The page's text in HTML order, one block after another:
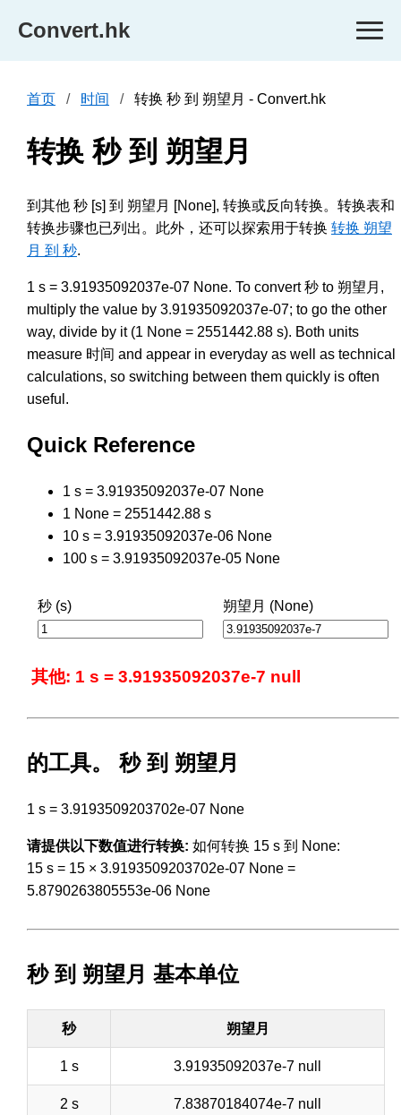
Convert.hk
首页 时间 转换 秒 到 朔望月 - Convert.hk
转换 秒 到 朔望月
到其他 秒 [s] 到 朔望月 [None], 转换或反向转换。转换表和
转换步骤也已列出。此外，还可以探索用于转换 转换 朔望
月 到 秒.
1 s = 3.91935092037e-07 None. To convert 秒 to 朔望月,
multiply the value by 3.91935092037e-07; to go the other
way, divide by it (1 None = 2551442.88 s). Both units
measure 时间 and appear in everyday as well as technical
calculations, so switching between them quickly is often
useful.
Quick Reference
1 s = 3.91935092037e-07 None
1 None = 2551442.88 s
10 s = 3.91935092037e-06 None
100 s = 3.91935092037e-05 None
秒 (s) 朔望月 (None)
其他: 1 s = 3.91935092037e-7 null
的工具。 秒 到 朔望月
1 s = 3.9193509203702e-07 None
请提供以下数值进行转换: 如何转换 15 s 到 None:
15 s = 15 × 3.9193509203702e-07 None =
5.8790263805553e-06 None
秒 到 朔望月 基本单位
秒 朔望月
1 s 3.91935092037e-7 null
2 s 7.83870184074e-7 null